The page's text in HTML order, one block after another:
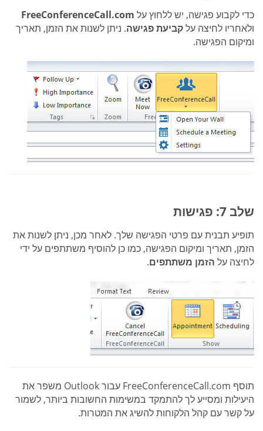
כדי לקבוע פגישה, יש ללחוץ על FreeConferenceCall.com
ולאחריו לחיצה עלקביעת פגישה. ניתן לשנות את הזמן, תאריך
ומיקום הפגישה.
שלב 7: פגישות
תופיע תבנית עם פרטי הפגישה שלך. לאחר מכן, ניתן לשנות את
הזמן, תאריך ומיקום הפגישה, כמו כן להוסיף משתתפים על ידי
לחיצה על הזמן משתתפים.
תוסף FreeConferenceCall.com עבור Outlook משפר את
היעילות ומסייע לך להתמקד במשימות החשובות ביותר, לשמור
על קשר עם קהל הלקוחות להשיג את המטרות.